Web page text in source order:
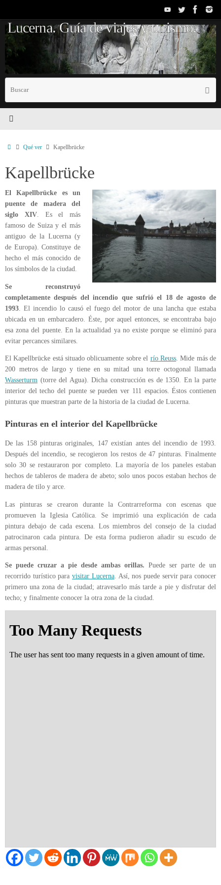
contenido
Lucerna. Guía de viajes y turismo.
InicioQué ver Kapellbrücke
Kapellbrücke
El Kapellbrücke es un
puente de madera del
siglo XIV. Es el más
famoso de Suiza y el más
antiguo de la Lucerna (y
de Europa). Constituye de
hecho el más conocido de
los símbolos de la ciudad.
Se reconstruyó
completamente después del incendio que sufrió el 18 de agosto de
1993 . El incendio lo causó el fuego del motor de una lancha que estaba
ubicada en un embarcadero. Éste, por aquel entonces, se encontraba bajo
esa zona del puente. En la actualidad ya no existe porque se eliminó para
evitar percances similares.
El Kapellbrücke está situado oblicuamente sobre el río Reuss. Mide más de
200 metros de largo y tiene en su mitad una torre octogonal llamada
Wasserturm (torre del Agua). Dicha construcción es de 1350. En la parte
interior del techo del puente se pueden ver 111 espacios. Éstos contienen
pinturas que muestran parte de la historia de la ciudad de Lucerna.
Pinturas en el interior del Kapellbrücke
De las 158 pinturas originales, 147 existían antes del incendio de 1993.
Después del incendio, se recogieron los restos de 47 pinturas. Finalmente
solo 30 se restauraron por completo. La mayoría de los paneles estaban
hechos de tableros de madera de abeto; solo unos pocos estaban hechos de
madera de tilo y arce.
Las pinturas se crearon durante la Contrarreforma con escenas que
promueven la Iglesia Católica. Se imprimió una explicación de cada
pintura debajo de cada escena. Los miembros del consejo de la ciudad
patrocinaron cada pintura. De esta forma pudieron añadir su escudo de
armas personal.
Se puede cruzar a pie desde ambas orillas. Puede ser parte de un
recorrido turístico paravisitar Lucerna. Así, nos puede servir para conocer
primero una zona de la ciudad; atravesarlo más tarde a pie y disfrutar del
techo; y finalmente conocer la otra zona de la ciudad.